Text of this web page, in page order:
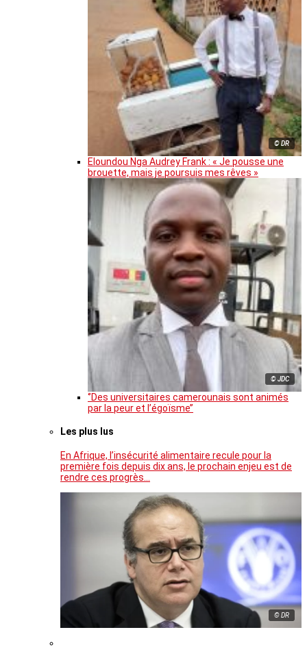
© DR
Eloundou Nga Audrey Frank : « Je pousse une
brouette, mais je poursuis mes rêves »
© JDC
‘’Des universitaires camerounais sont animés
par la peur et l’égoïsme’’
Les plus lus
En Afrique, l’insécurité alimentaire recule pour la
première fois depuis dix ans, le prochain enjeu est de
rendre ces progrès…
© DR